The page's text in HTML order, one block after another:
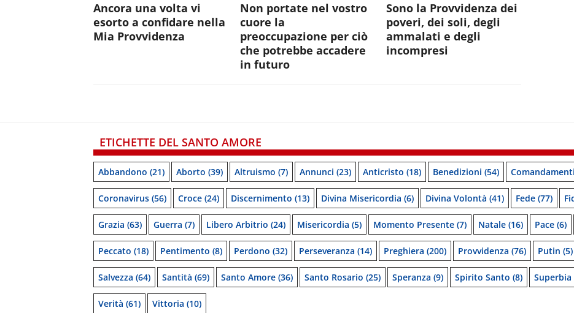
Ancora una volta vi
esorto a confidare nella
Mia Provvidenza
Non portate nel vostro
cuore la
preoccupazione per ciò
che potrebbe accadere
in futuro
Sono la Provvidenza dei
poveri, dei soli, degli
ammalati e degli
incompresi
ETICHETTE DEL SANTO AMORE
Abbandono (21) Aborto (39) Altruismo (7) Annunci (23) Anticristo (18) Benedizioni (54) Comandamenti
Coronavirus (56) Croce (24) Discernimento (13) Divina Misericordia (6) Divina Volontà (41) Fede (77)
Grazia (63) Guerra (7) Libero Arbitrio (24) Misericordia (5) Momento Presente (7) Natale (16) Pace (6)
Peccato (18) Pentimento (8) Perdono (32) Perseveranza (14) Preghiera (200) Provvidenza (76) Putin (5)
Salvezza (64) Santità (69) Santo Amore (36) Santo Rosario (25) Speranza (9) Spirito Santo (8) Superbia
Verità (61) Vittoria (10)